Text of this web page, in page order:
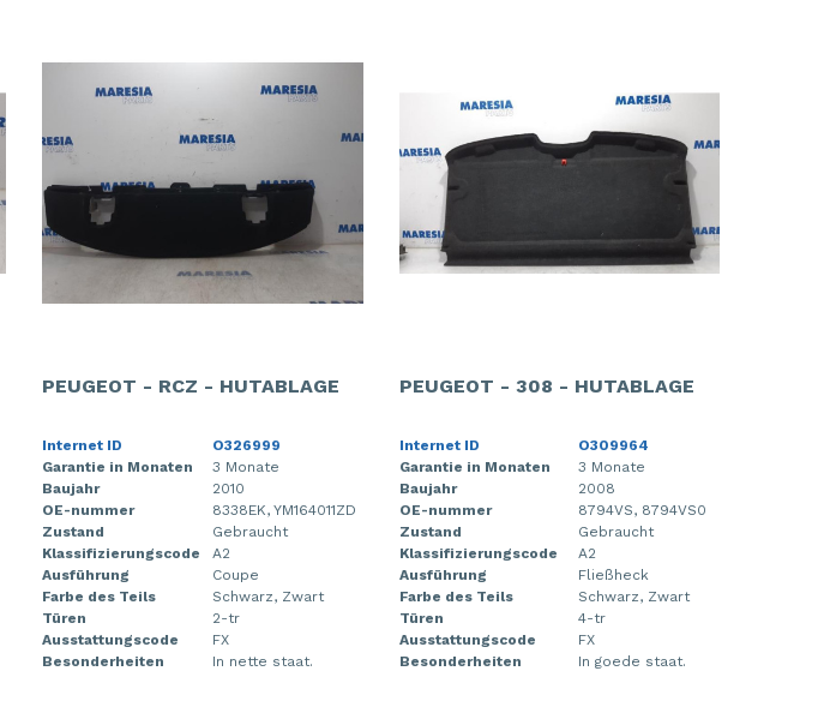
PEUGEOT - RCZ - HUTABLAGE
Internet ID
O326999
Garantie in Monaten
3 Monate
Baujahr
2010
OE-nummer
8338EK, YM164011ZD
Zustand
Gebraucht
Klassifizierungscode
A2
Ausführung
Coupe
Farbe des Teils
Schwarz, Zwart
Türen
2-tr
Ausstattungscode
FX
Besonderheiten
In nette staat.
PEUGEOT - 308 - HUTABLAGE
Internet ID
O309964
Garantie in Monaten
3 Monate
Baujahr
2008
OE-nummer
8794VS, 8794VS0
Zustand
Gebraucht
Klassifizierungscode
A2
Ausführung
Fließheck
Farbe des Teils
Schwarz, Zwart
Türen
4-tr
Ausstattungscode
FX
Besonderheiten
In goede staat.